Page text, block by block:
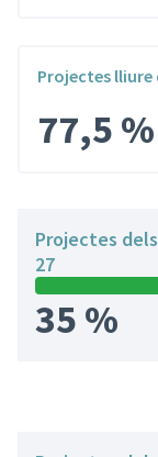
Projectes lliure
77,5 %
Projectes
27
35 %